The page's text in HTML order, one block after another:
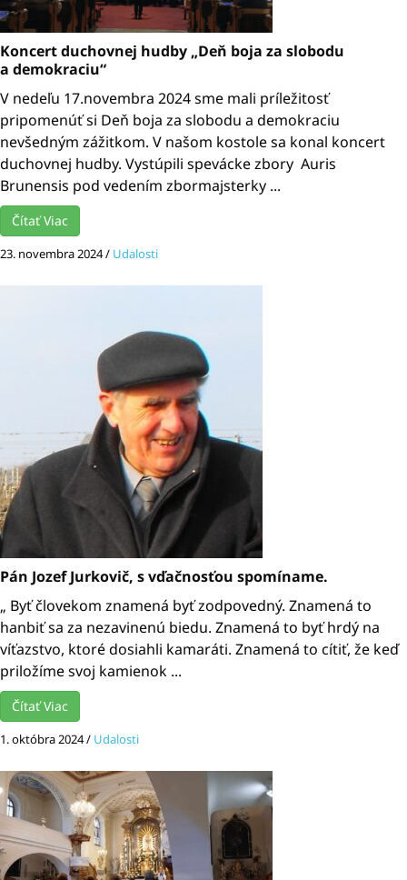
Koncert duchovnej hudby „Deň boja za slobodu
a demokraciu“
V nedeľu 17.novembra 2024 sme mali príležitosť
pripomenúť si Deň boja za slobodu a demokraciu
nevšedným zážitkom. V našom kostole sa konal koncert
duchovnej hudby. Vystúpili spevácke zbory Auris
Brunensis pod vedením zbormajsterky ...
Čítať Viac
23. novembra 2024/ Udalosti
Pán Jozef Jurkovič, s vďačnosťou spomíname.
„ Byť človekom znamená byť zodpovedný. Znamená to
hanbiť sa za nezavinenú biedu. Znamená to byť hrdý na
víťazstvo, ktoré dosiahli kamaráti. Znamená to cítiť, že keď
priložíme svoj kamienok ...
Čítať Viac
1. októbra 2024/ Udalosti